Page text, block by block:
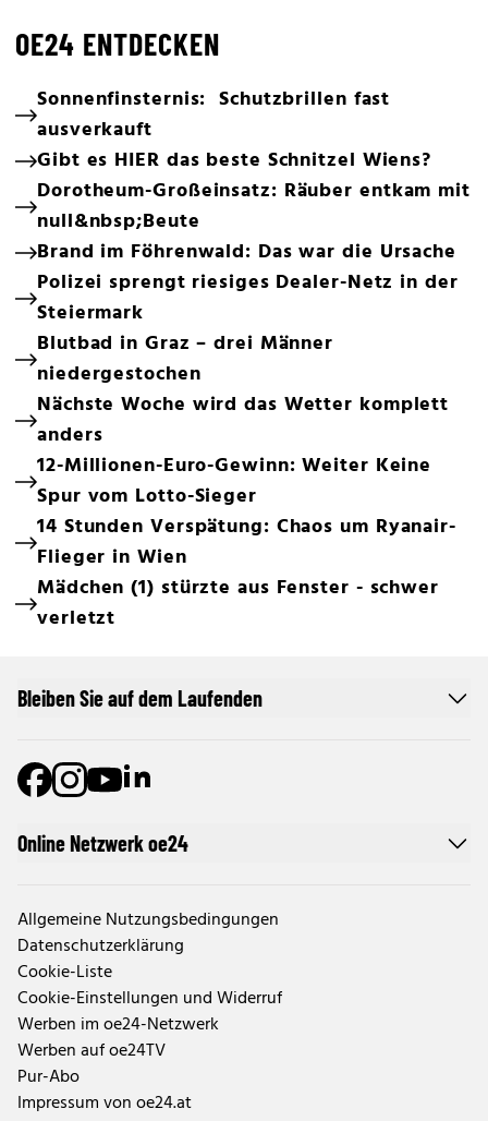
OE24 ENTDECKEN
Sonnenfinsternis: Schutzbrillen fast
ausverkauft
Gibt es HIER das beste Schnitzel Wiens?
Dorotheum-Großeinsatz: Räuber entkam mit
null&nbsp;Beute
Brand im Föhrenwald: Das war die Ursache
Polizei sprengt riesiges Dealer-Netz in der
Steiermark
Blutbad in Graz – drei Männer
niedergestochen
Nächste Woche wird das Wetter komplett
anders
12-Millionen-Euro-Gewinn: Weiter Keine
Spur vom Lotto-Sieger
14 Stunden Verspätung: Chaos um Ryanair-
Flieger in Wien
Mädchen (1) stürzte aus Fenster - schwer
verletzt
Online Netzwerk oe24
Allgemeine Nutzungsbedingungen
Datenschutzerklärung
Cookie-Liste
Cookie-Einstellungen und Widerruf
Werben im oe24-Netzwerk
Werben auf oe24TV
Pur-Abo
Impressum von oe24.at
Bleiben Sie auf dem Laufenden